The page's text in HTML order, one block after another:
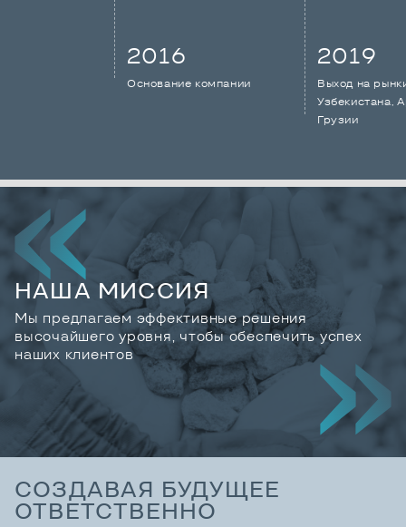
2016
Основание компании
2019
Выход на
Узбекистана,
Грузии
НАША МИССИЯ
Мы предлагаем эффективные решения
высочайшего уровня, чтобы обеспечить успех
наших клиентов
СОЗДАВАЯ БУДУЩЕЕ
ОТВЕТСТВЕННО